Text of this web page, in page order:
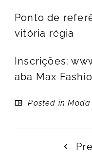
Ponto de
vitória régia
Inscrições:
aba Max
Posted inModa